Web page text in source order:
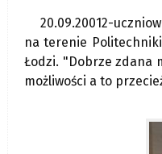
20.09.20012-
na terenie
Łodzi. "Dobrze zdana
możliwości a to